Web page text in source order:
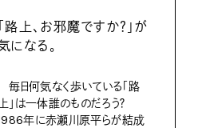
「路上、お邪魔ですか？」が
になる。
毎日何気なく歩いている「路
上」は一体誰のものだろう？
年に赤瀬川原平らが結成